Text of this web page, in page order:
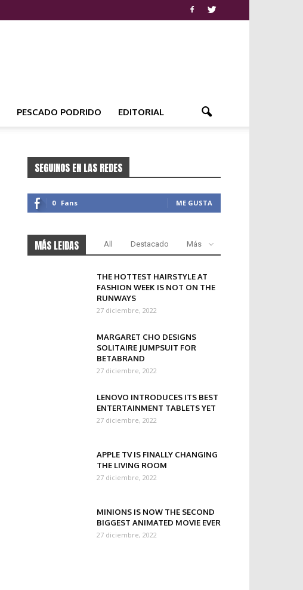
PESCADO PODRIDO EDITORIAL
SEGUINOS EN LAS REDES
0 Fans ME GUSTA
MÁS LEIDAS All Destacado Más
THE HOTTEST HAIRSTYLE AT
FASHION WEEK IS NOT ON THE
RUNWAYS
27 diciembre, 2022
MARGARET CHO DESIGNS
SOLITAIRE JUMPSUIT FOR
BETABRAND
27 diciembre, 2022
LENOVO INTRODUCES ITS BEST
ENTERTAINMENT TABLETS YET
27 diciembre, 2022
APPLE TV IS FINALLY CHANGING
THE LIVING ROOM
27 diciembre, 2022
MINIONS IS NOW THE SECOND
BIGGEST ANIMATED MOVIE EVER
27 diciembre, 2022